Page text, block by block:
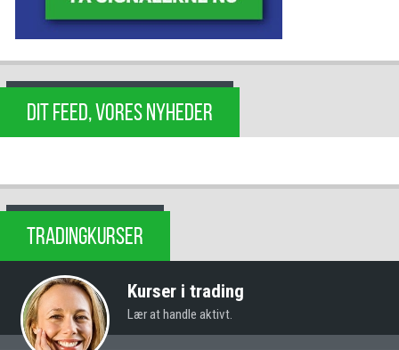
DIT FEED, VORES NYHEDER
TRADINGKURSER
Kurser i trading
Lær at handle aktivt.